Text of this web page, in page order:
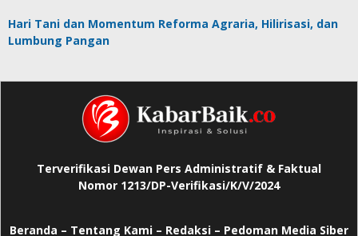
Hari Tani dan Momentum Reforma Agraria, Hilirisasi, dan
Lumbung Pangan
Terverifikasi Dewan Pers Administratif & Faktual
Nomor 1213/DP-Verifikasi/K/V/2024
Beranda – Tentang Kami – Redaksi – Pedoman Media Siber